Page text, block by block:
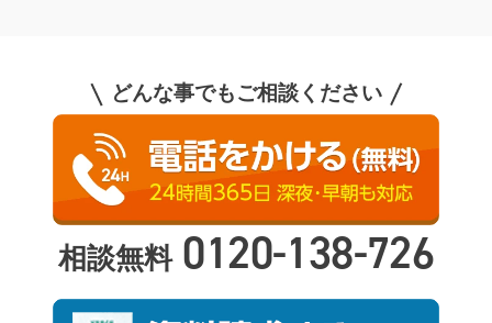
どんな事でもご相談ください
相談無料 0120-138-726